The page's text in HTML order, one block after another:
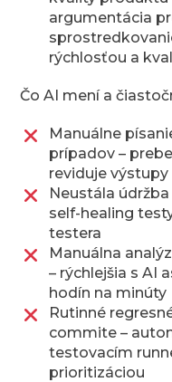
argumentácia
rýchlosťou a
Čo AI mení a
Manuálne
prípadov –
reviduje výstupy
Neustála
self-healing
testera
Manuálna
– rýchlejšia s AI
hodín na minúty
Rutinné
commite –
testovacím
prioritizáciou